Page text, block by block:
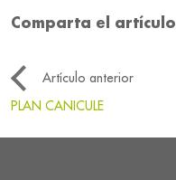
Comparta el artículo
Artículo anterior
PLAN CANICULE